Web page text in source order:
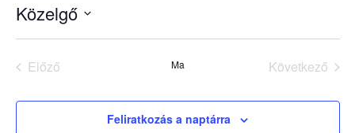
Közelgő
Előző
Ma
Következő
Feliratkozás a naptárra